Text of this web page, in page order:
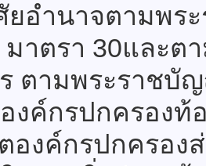
นาจตามพระร
าตรา 30และต
ตามพระราชบั
งค์กรปกครอง
องค์กรปกครอ